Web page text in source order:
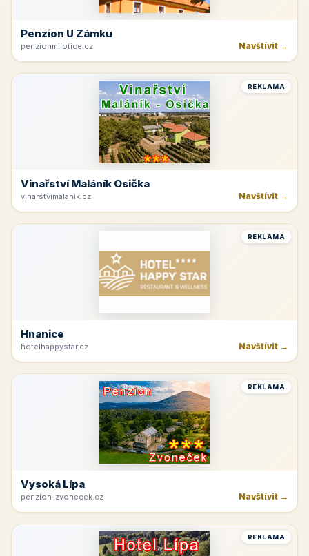
Penzion U Zámku
penzionmilotice.cz Navštívit →
REKLAMA
Vinařství Maláník Osička
vinarstvimalanik.cz Navštívit →
REKLAMA
Hnanice
hotelhappystar.cz Navštívit →
REKLAMA
Vysoká Lípa
penzion-zvonecek.cz Navštívit →
REKLAMA